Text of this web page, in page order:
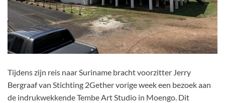
Tijdens zijn reis naar Suriname bracht voorzitter Jerry
Bergraaf van Stichting 2Gether vorige week een bezoek aan
de indrukwekkende Tembe Art Studio in Moengo. Dit